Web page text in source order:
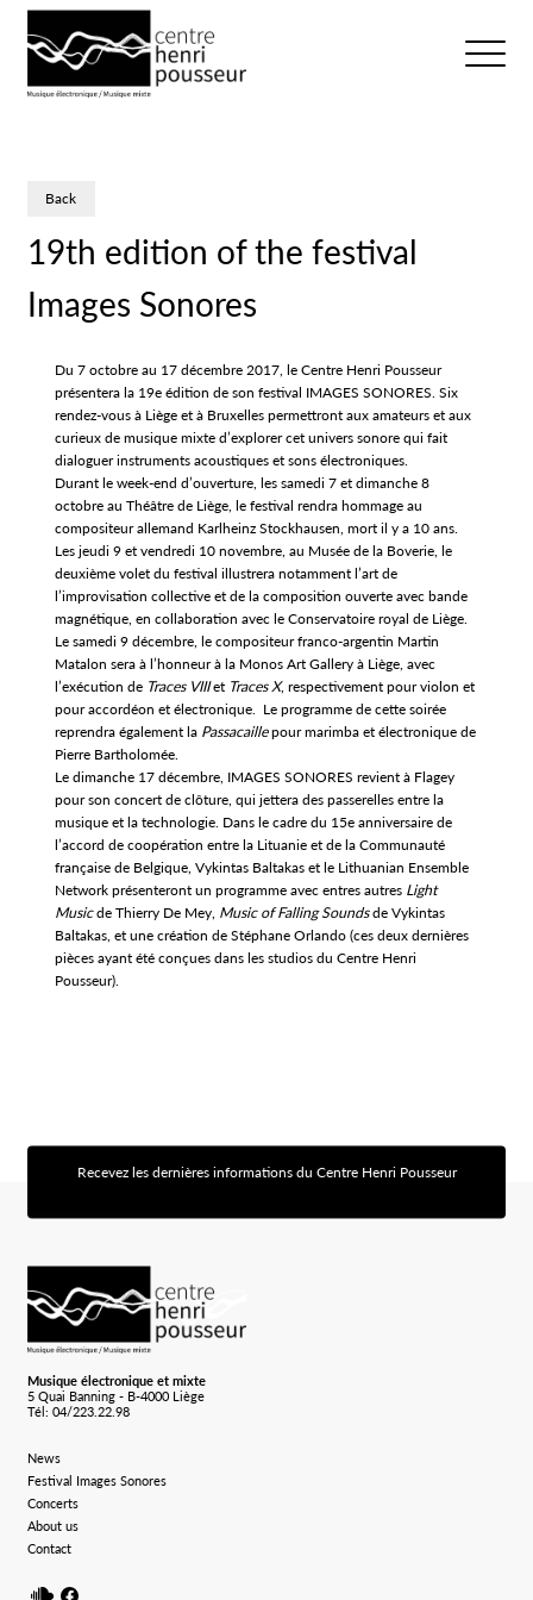
Ouvrir/
Back
19th edition of the festival
Images Sonores
Du 7 octobre au 17 décembre 2017, le Centre Henri Pousseur
présentera la 19e édition de son festival IMAGES SONORES. Six
rendez-vous à Liège et à Bruxelles permettront aux amateurs et aux
curieux de musique mixte d’explorer cet univers sonore qui fait
dialoguer instruments acoustiques et sons électroniques.
Durant le week-end d’ouverture, les samedi 7 et dimanche 8
octobre au Théâtre de Liège, le festival rendra hommage au
compositeur allemand Karlheinz Stockhausen, mort il y a 10 ans.
Les jeudi 9 et vendredi 10 novembre, au Musée de la Boverie, le
deuxième volet du festival illustrera notamment l’art de
l’improvisation collective et de la composition ouverte avec bande
magnétique, en collaboration avec le Conservatoire royal de Liège.
Le samedi 9 décembre, le compositeur franco-argentin Martin
Matalon sera à l’honneur à la Monos Art Gallery à Liège, avec
l’exécution de Traces VIIIet Traces X, respectivement pour violon et
pour accordéon et électronique. Le programme de cette soirée
reprendra également la Passacaillepour marimba et électronique de
Pierre Bartholomée.
Le dimanche 17 décembre, IMAGES SONORES revient à Flagey
pour son concert de clôture, qui jettera des passerelles entre la
musique et la technologie. Dans le cadre du 15e anniversaire de
l’accord de coopération entre la Lituanie et de la Communauté
française de Belgique, Vykintas Baltakas et le Lithuanian Ensemble
Network présenteront un programme avec entres autres Light
Musicde Thierry De Mey, Music of Falling Soundsde Vykintas
Baltakas, et une création de Stéphane Orlando (ces deux dernières
pièces ayant été conçues dans les studios du Centre Henri
Pousseur).
Recevez les dernières informations du Centre Henri Pousseur
Musique électronique et mixte
5 Quai Banning - B-4000 Liège
Tél: 04/223.22.98
News
Festival Images Sonores
Concerts
About us
Contact